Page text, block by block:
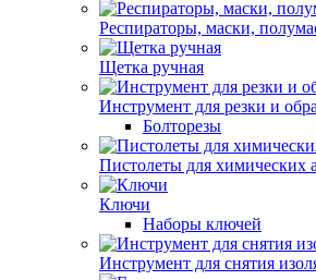
Респираторы, маски,
Щетка ручная
Инструмент для резки и
Болторезы
Пистолеты для химических
Ключи
Наборы ключей
Инструмент для снятия